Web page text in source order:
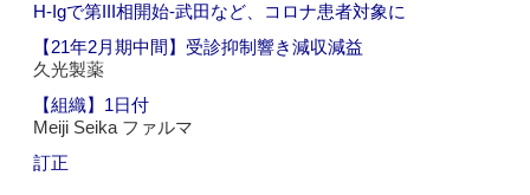
H-Igで第III相開始‐武田など、コロナ患者対象に
【21年2月期中間】受診抑制響き減収減益
久光製薬
【組織】1日付
Meiji Seika ファルマ
訂正